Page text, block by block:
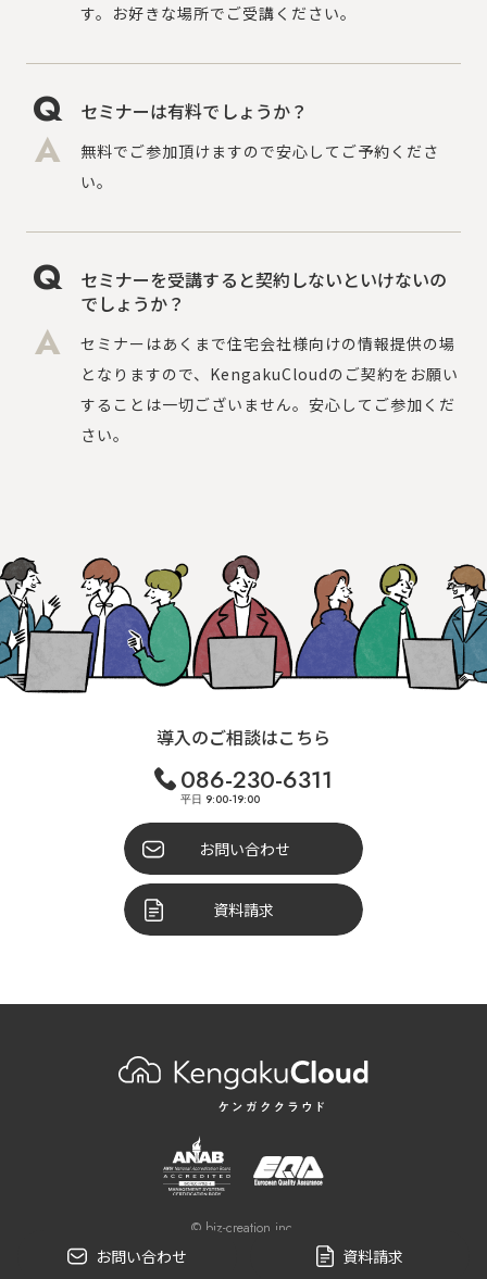
お問い合わせ 資料請求
す。お好きな場所でご受講ください。
セミナーは有料でしょうか？
無料でご参加頂けますので安心してご予約くださ
い。
セミナーを受講すると契約しないといけないの
でしょうか？
セミナーはあくまで住宅会社様向けの情報提供の場
となりますので、KengakuCloudのご契約をお願い
することは一切ございません。安心してご参加くだ
さい。
導入のご相談はこちら
086-230-6311
平日 9:00-19:00
お問い合わせ
資料請求
© biz-creation inc.